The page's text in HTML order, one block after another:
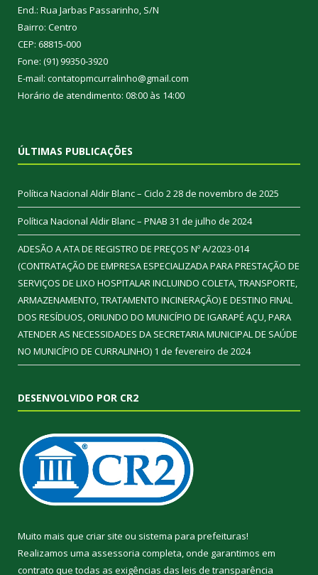
End.: Rua Jarbas Passarinho, S/N
Bairro: Centro
CEP: 68815-000
Fone: (91) 99350-3920
E-mail: contatopmcurralinho@gmail.com
Horário de atendimento: 08:00 às 14:00
ÚLTIMAS PUBLICAÇÕES
Política Nacional Aldir Blanc – Ciclo 228 de novembro de 2025
Política Nacional Aldir Blanc – PNAB 31 de julho de 2024
ADESÃO A ATA DE REGISTRO DE PREÇOS Nº A/2023-014
(CONTRATAÇÃO DE EMPRESA ESPECIALIZADA PARA PRESTAÇÃO DE
SERVIÇOS DE LIXO HOSPITALAR INCLUINDO COLETA, TRANSPORTE,
ARMAZENAMENTO, TRATAMENTO INCINERAÇÃO) E DESTINO FINAL
DOS RESÍDUOS, ORIUNDO DO MUNICÍPIO DE IGARAPÉ AÇU, PARA
ATENDER AS NECESSIDADES DA SECRETARIA MUNICIPAL DE SAÚDE
NO MUNICÍPIO DE CURRALINHO) 1 de fevereiro de 2024
DESENVOLVIDO POR CR2
Muito mais que criar site ou sistema para prefeituras!
Realizamos uma assessoria completa, onde garantimos em
contrato que todas as exigências das leis de transparência